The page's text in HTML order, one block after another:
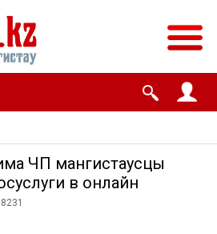
ЧП мангистаусцы
в онлайн
8231